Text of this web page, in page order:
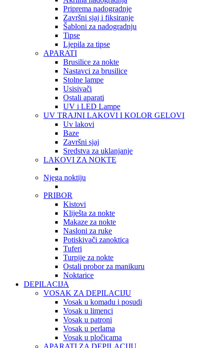
Priprema nadogradnje
Završni sjaj i fiksiranje
Šabloni za nadogradnju
Tipse
Ljepila za tipse
APARATI
Brusilice za nokte
Nastavci za brusilice
Stolne lampe
Usisivači
Ostali aparati
UV i LED Lampe
UV TRAJNI LAKOVI I KOLOR GELOVI
Uv lakovi
Baze
Završni sjaj
Sredstva za uklanjanje
LAKOVI ZA NOKTE
Njega noktiju
PRIBOR
Kistovi
Kliješta za nokte
Makaze za nokte
Nasloni za ruke
Potiskivači zanoktica
Tuferi
Turpije za nokte
Ostali probor za manikuru
Noktarice
DEPILACIJA
VOSAK ZA DEPILACIJU
Vosak u komadu i posudi
Vosak u limenci
Vosak u patroni
Vosak u perlama
Vosak u pločicama
APARATI ZA DEPILACIJU